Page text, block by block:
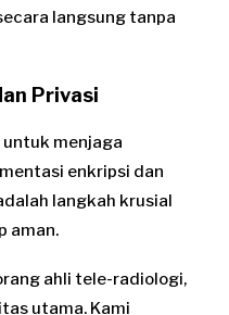
langsung tanpa
Privasi
menjaga
enkripsi dan
langkah krusial
aman.
ahli tele-radiologi,
utama. Kami